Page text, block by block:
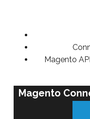
Magento
Magento